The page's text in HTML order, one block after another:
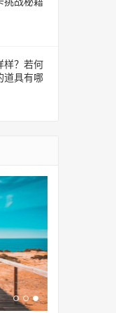
样？若何
道具有哪